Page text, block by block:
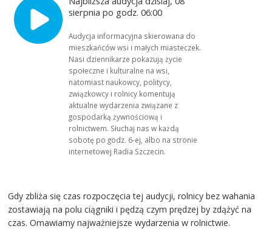
sierpnia po godz. 06:00
Audycja informacyjna skierowana do
mieszkańców wsi i małych miasteczek.
Nasi dziennikarze pokazują życie
społeczne i kulturalne na wsi,
natomiast naukowcy, politycy,
związkowcy i rolnicy komentują
aktualne wydarzenia związane z
gospodarką żywnościową i
rolnictwem. Słuchaj nas w każdą
sobotę po godz. 6-ej, albo na stronie
internetowej Radia Szczecin.
Gdy zbliża się czas rozpoczęcia tej audycji, rolnicy bez wahania
zostawiają na polu ciągniki i pędzą czym prędzej by zdążyć na
czas. Omawiamy najważniejsze wydarzenia w rolnictwie.